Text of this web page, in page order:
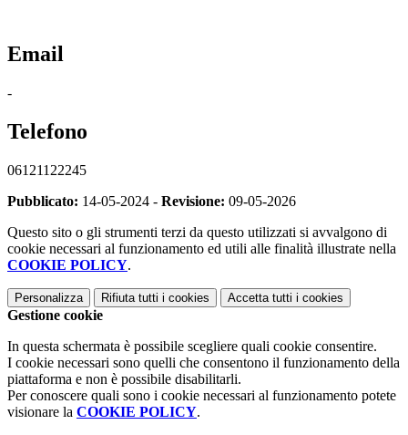
Email
-
Telefono
06121122245
Pubblicato: 14-05-2024 - Revisione: 09-05-2026
Questo sito o gli strumenti terzi da questo utilizzati si avvalgono di
cookie necessari al funzionamento ed utili alle finalità illustrate nella
COOKIE POLICY.
Personalizza Rifiuta tutti i cookies Accetta tutti i cookies
Gestione cookie
In questa schermata è possibile scegliere quali cookie consentire.
I cookie necessari sono quelli che consentono il funzionamento della
piattaforma e non è possibile disabilitarli.
Per conoscere quali sono i cookie necessari al funzionamento potete
visionare la COOKIE POLICY.